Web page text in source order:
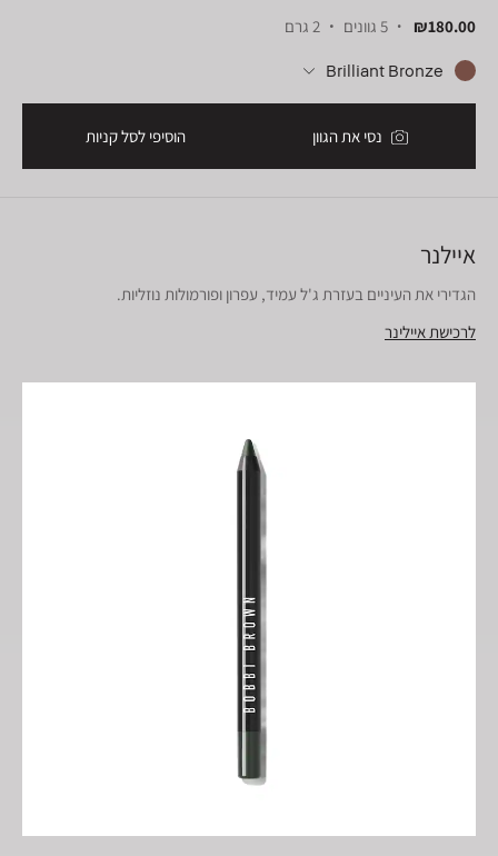
₪180.00 5 גוונים 2 גרם
Brilliant Bronze
נסי את הגוון הוסיפי לסל קניות
איילנר
הגדירי את העיניים בעזרת ג'ל עמיד, עפרון ופורמולות נוזליות.
לרכישת איילינר